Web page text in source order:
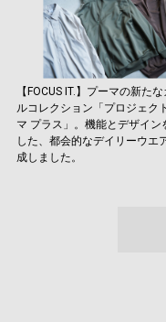
【FOCUS IT.】プーマの新た
ルコレクション「プロジェク
マ プラス」。機能とデザイン
した、都会的なデイリーウエ
成しました。